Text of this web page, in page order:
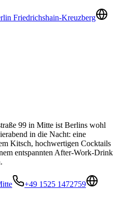
Friedrichshain-Kreuzberg
99 in Mitte ist Berlins wohl
in die Nacht: eine
Kitsch, hochwertigen Cocktails
entspannten After-Work-Drink
+49 1525 1472759